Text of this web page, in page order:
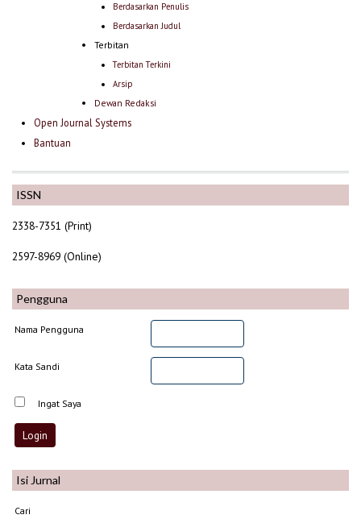
ISSN
2338-7351 (Print)
2597-8969 (Online)
Pengguna
Nama Pengguna
Kata Sandi
Ingat Saya
Isi Jurnal
Cari
Berdasarkan Penulis
Berdasarkan Judul
Terbitan
Terbitan Terkini
Arsip
Dewan Redaksi
Open Journal Systems
Bantuan